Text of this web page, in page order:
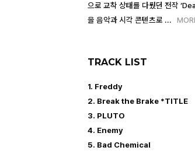
으로 교착 상태를 다뤘던 전작
을 음악과 시각 콘텐츠로 ...
TRACK LIST
1. Freddy
2. Break the Brake *TITLE
3. PLUTO
4. Enemy
5. Bad Chemical